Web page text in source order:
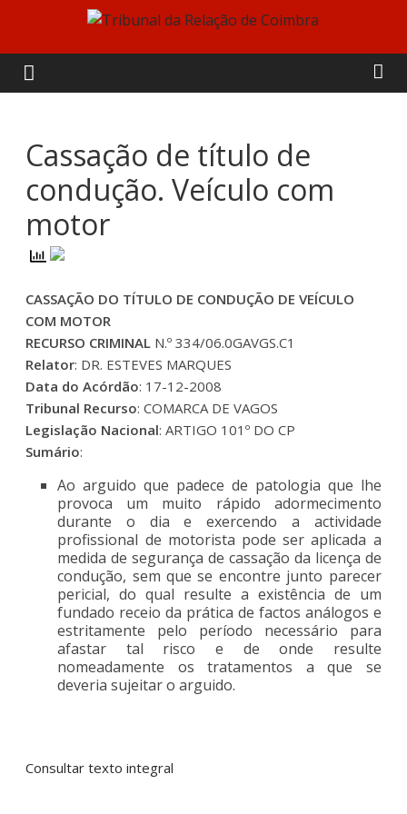
content
Tribunal
da
Relação
de
Coimbra
Cassação de título de
condução. Veículo com
motor
CASSAÇÃO DO TÍTULO DE CONDUÇÃO DE VEÍCULO
COM MOTOR
RECURSO CRIMINAL N.º 334/06.0GAVGS.C1
Relator: DR. ESTEVES MARQUES
Data do Acórdão: 17-12-2008
Tribunal Recurso: COMARCA DE VAGOS
Legislação Nacional: ARTIGO 101º DO CP
Sumário:
Ao arguido que padece de patologia que lhe
provoca um muito rápido adormecimento
durante o dia e exercendo a actividade
profissional de motorista pode ser aplicada a
medida de segurança de cassação da licença de
condução, sem que se encontre junto parecer
pericial, do qual resulte a existência de um
fundado receio da prática de factos análogos e
estritamente pelo período necessário para
afastar tal risco e de onde resulte
nomeadamente os tratamentos a que se
deveria sujeitar o arguido.
Consultar texto integral